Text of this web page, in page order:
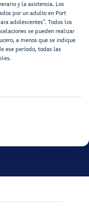
y la asistencia. Los
por un adulto en Port
adolescentes”. Todos los
se pueden realizar
a menos que se indique
ese período, todas las